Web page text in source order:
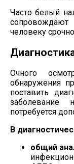
Часто белый
человеку
Очного
обнаружения
поставить
заболевание
потребуется
В
общий